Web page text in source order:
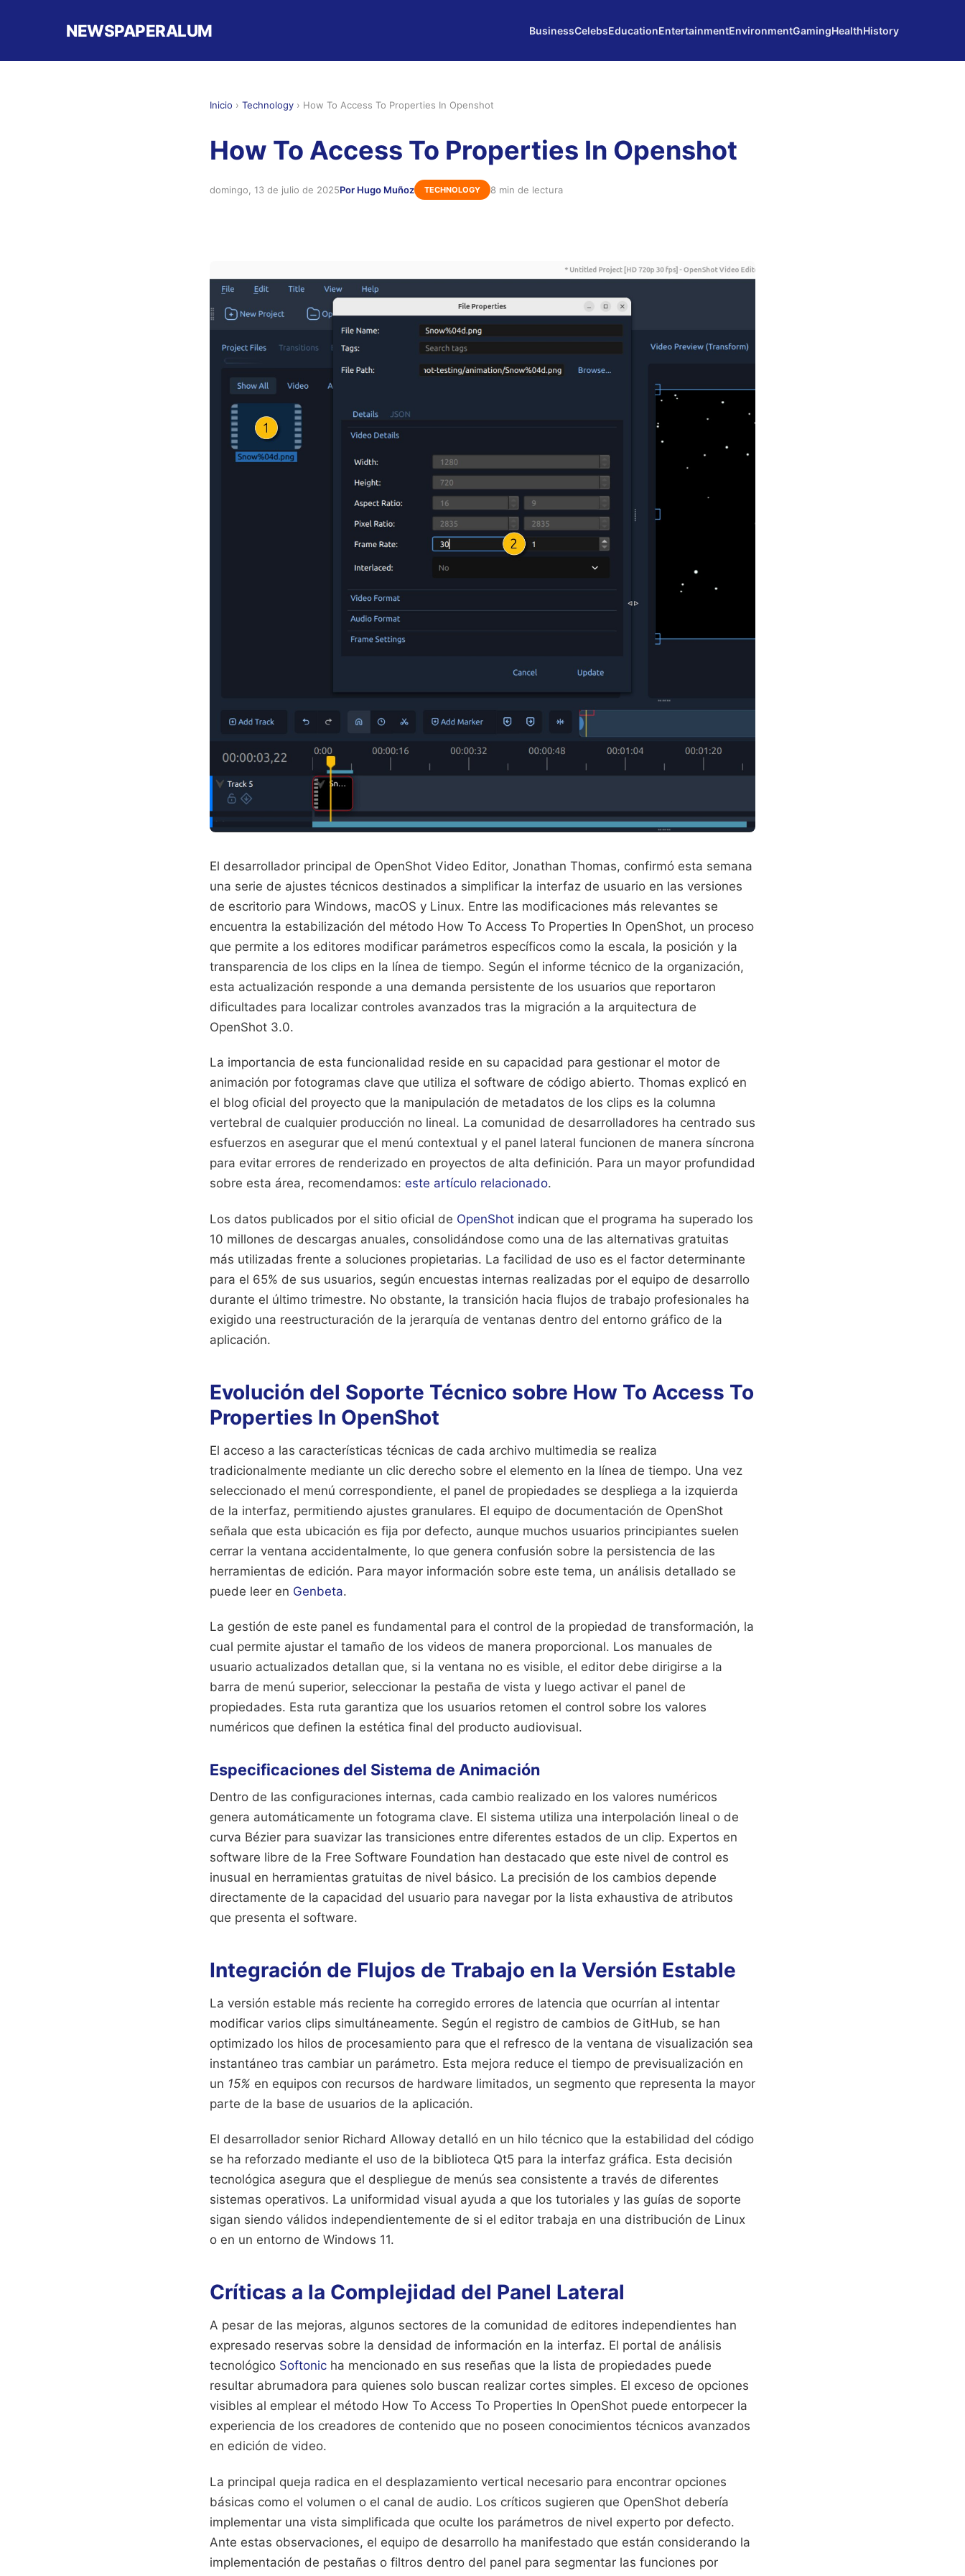
NEWSPAPERALUM BusinessCelebsEducationEntertainmentEnvironmentGamingHealthHistory
Inicio › Technology › How To Access To Properties In Openshot
How To Access To Properties In Openshot
domingo, 13 de julio de 2025Por Hugo Muñoz TECHNOLOGY 8 min de lectura
El desarrollador principal de OpenShot Video Editor, Jonathan Thomas, confirmó esta semana
una serie de ajustes técnicos destinados a simplificar la interfaz de usuario en las versiones
de escritorio para Windows, macOS y Linux. Entre las modificaciones más relevantes se
encuentra la estabilización del método How To Access To Properties In OpenShot, un proceso
que permite a los editores modificar parámetros específicos como la escala, la posición y la
transparencia de los clips en la línea de tiempo. Según el informe técnico de la organización,
esta actualización responde a una demanda persistente de los usuarios que reportaron
dificultades para localizar controles avanzados tras la migración a la arquitectura de
OpenShot 3.0.
La importancia de esta funcionalidad reside en su capacidad para gestionar el motor de
animación por fotogramas clave que utiliza el software de código abierto. Thomas explicó en
el blog oficial del proyecto que la manipulación de metadatos de los clips es la columna
vertebral de cualquier producción no lineal. La comunidad de desarrolladores ha centrado sus
esfuerzos en asegurar que el menú contextual y el panel lateral funcionen de manera síncrona
para evitar errores de renderizado en proyectos de alta definición. Para un mayor profundidad
sobre esta área, recomendamos: este artículo relacionado.
Los datos publicados por el sitio oficial de OpenShot indican que el programa ha superado los
10 millones de descargas anuales, consolidándose como una de las alternativas gratuitas
más utilizadas frente a soluciones propietarias. La facilidad de uso es el factor determinante
para el 65% de sus usuarios, según encuestas internas realizadas por el equipo de desarrollo
durante el último trimestre. No obstante, la transición hacia flujos de trabajo profesionales ha
exigido una reestructuración de la jerarquía de ventanas dentro del entorno gráfico de la
aplicación.
Evolución del Soporte Técnico sobre How To Access To
Properties In OpenShot
El acceso a las características técnicas de cada archivo multimedia se realiza
tradicionalmente mediante un clic derecho sobre el elemento en la línea de tiempo. Una vez
seleccionado el menú correspondiente, el panel de propiedades se despliega a la izquierda
de la interfaz, permitiendo ajustes granulares. El equipo de documentación de OpenShot
señala que esta ubicación es fija por defecto, aunque muchos usuarios principiantes suelen
cerrar la ventana accidentalmente, lo que genera confusión sobre la persistencia de las
herramientas de edición. Para mayor información sobre este tema, un análisis detallado se
puede leer en Genbeta.
La gestión de este panel es fundamental para el control de la propiedad de transformación, la
cual permite ajustar el tamaño de los videos de manera proporcional. Los manuales de
usuario actualizados detallan que, si la ventana no es visible, el editor debe dirigirse a la
barra de menú superior, seleccionar la pestaña de vista y luego activar el panel de
propiedades. Esta ruta garantiza que los usuarios retomen el control sobre los valores
numéricos que definen la estética final del producto audiovisual.
Especificaciones del Sistema de Animación
Dentro de las configuraciones internas, cada cambio realizado en los valores numéricos
genera automáticamente un fotograma clave. El sistema utiliza una interpolación lineal o de
curva Bézier para suavizar las transiciones entre diferentes estados de un clip. Expertos en
software libre de la Free Software Foundation han destacado que este nivel de control es
inusual en herramientas gratuitas de nivel básico. La precisión de los cambios depende
directamente de la capacidad del usuario para navegar por la lista exhaustiva de atributos
que presenta el software.
Integración de Flujos de Trabajo en la Versión Estable
La versión estable más reciente ha corregido errores de latencia que ocurrían al intentar
modificar varios clips simultáneamente. Según el registro de cambios de GitHub, se han
optimizado los hilos de procesamiento para que el refresco de la ventana de visualización sea
instantáneo tras cambiar un parámetro. Esta mejora reduce el tiempo de previsualización en
un 15% en equipos con recursos de hardware limitados, un segmento que representa la mayor
parte de la base de usuarios de la aplicación.
El desarrollador senior Richard Alloway detalló en un hilo técnico que la estabilidad del código
se ha reforzado mediante el uso de la biblioteca Qt5 para la interfaz gráfica. Esta decisión
tecnológica asegura que el despliegue de menús sea consistente a través de diferentes
sistemas operativos. La uniformidad visual ayuda a que los tutoriales y las guías de soporte
sigan siendo válidos independientemente de si el editor trabaja en una distribución de Linux
o en un entorno de Windows 11.
Críticas a la Complejidad del Panel Lateral
A pesar de las mejoras, algunos sectores de la comunidad de editores independientes han
expresado reservas sobre la densidad de información en la interfaz. El portal de análisis
tecnológico Softonic ha mencionado en sus reseñas que la lista de propiedades puede
resultar abrumadora para quienes solo buscan realizar cortes simples. El exceso de opciones
visibles al emplear el método How To Access To Properties In OpenShot puede entorpecer la
experiencia de los creadores de contenido que no poseen conocimientos técnicos avanzados
en edición de video.
La principal queja radica en el desplazamiento vertical necesario para encontrar opciones
básicas como el volumen o el canal de audio. Los críticos sugieren que OpenShot debería
implementar una vista simplificada que oculte los parámetros de nivel experto por defecto.
Ante estas observaciones, el equipo de desarrollo ha manifestado que están considerando la
implementación de pestañas o filtros dentro del panel para segmentar las funciones por